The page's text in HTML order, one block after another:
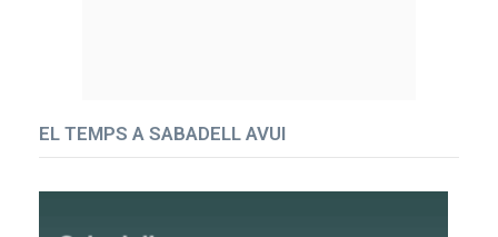
EL TEMPS A SABADELL AVUI